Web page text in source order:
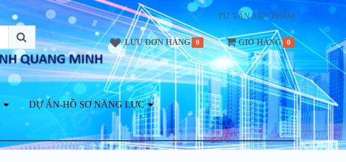
TƯ VẤN SẢN PHẨM
LƯU ĐƠN HÀNG 0 GIỎ HÀNG 0
DỰ ÁN-HỒ SƠ NĂNG LỰC